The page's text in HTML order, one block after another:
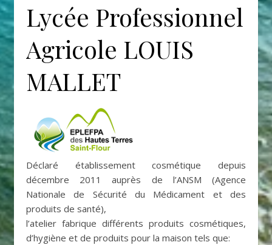
Lycée Professionnel
Agricole LOUIS
MALLET
Déclaré établissement cosmétique depuis
décembre 2011 auprès de l’ANSM (Agence
Nationale de Sécurité du Médicament et des
produits de santé),
l’atelier fabrique différents produits cosmétiques,
d’hygiène et de produits pour la maison tels que: